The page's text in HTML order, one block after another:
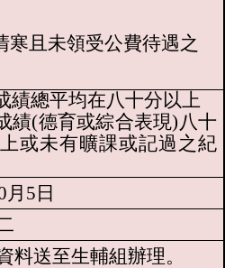
寒且未領受公費待遇之
績總平均在八十分以上
績(德育或綜合表現) 八十
或未有曠課或記過之紀
月 5 日
料送至生輔組辦理。